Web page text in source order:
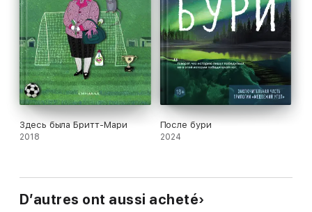
Здесь была Бритт-Мари
2018
После бури
2024
D’autres ont aussi acheté